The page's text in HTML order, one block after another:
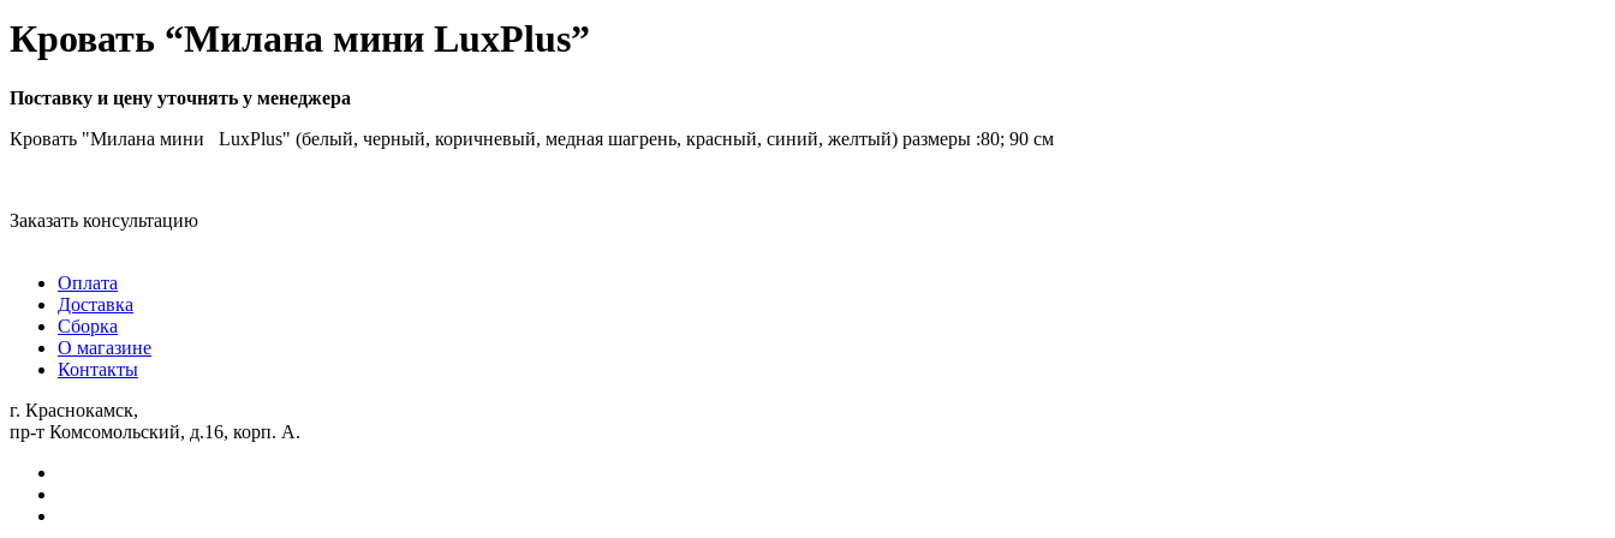
Кровать “Милана мини LuxPlus”
Поставку и цену уточнять у менеджера
Кровать "Милана мини LuxPlus" (белый, черный, коричневый, медная шагрень, красный, синий, желтый) размеры :80; 90 см
Заказать консультацию
Оплата
Доставка
Сборка
О магазине
Контакты
г. Краснокамск,
пр-т Комсомольский, д.16, корп. А.